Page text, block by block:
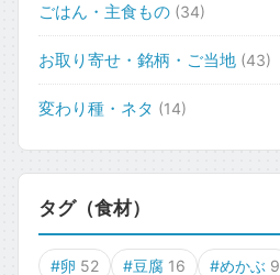
ごはん・主食もの (34)
お取り寄せ・銘柄・ご当地 (43)
変わり種・ネタ (14)
タグ（食材）
#卵 52 #豆腐 16 #めかぶ 9